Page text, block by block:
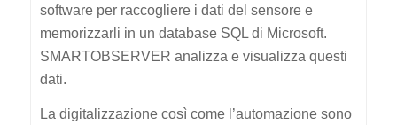
software per raccogliere i dati del sensore e
memorizzarli in un database SQL di Microsoft.
SMARTOBSERVER analizza e visualizza questi
dati.
La digitalizzazione così come l’automazione sono